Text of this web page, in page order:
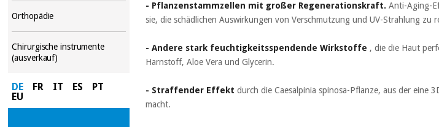
Orthopädie
Chirurgische instrumente
(ausverkauf)
DE FR IT ES
PT
EU
- Pflanzenstammzellen mit großer Regenerationskraft. Anti-Aging-
sie, die schädlichen Auswirkungen von Verschmutzung und UV-Strahlung zu
- Andere stark feuchtigkeitsspendende Wirkstoffe , die die Haut
Harnstoff, Aloe Vera und Glycerin.
- Straffender Effekt durch die Caesalpinia spinosa-Pflanze, aus der
macht.